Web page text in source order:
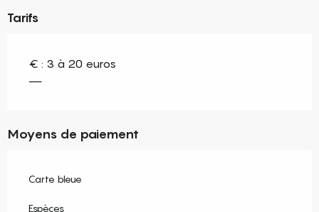
Tarifs
€ : 3 à 20 euros
—
Moyens de paiement
Carte bleue
Espèces